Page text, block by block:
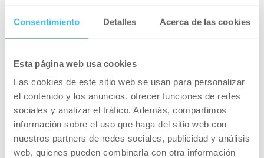
Consentimiento Detalles Acerca de las cookies
Esta página web usa cookies
Las cookies de este sitio web se usan para personalizar
el contenido y los anuncios, ofrecer funciones de redes
sociales y analizar el tráfico. Además, compartimos
información sobre el uso que haga del sitio web con
nuestros partners de redes sociales, publicidad y análisis
web, quienes pueden combinarla con otra información